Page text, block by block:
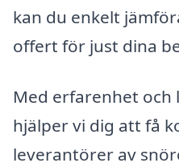
kan du enkelt
offert för just dina
Med erfarenhet och
hjälper vi dig att få
leverantörer av